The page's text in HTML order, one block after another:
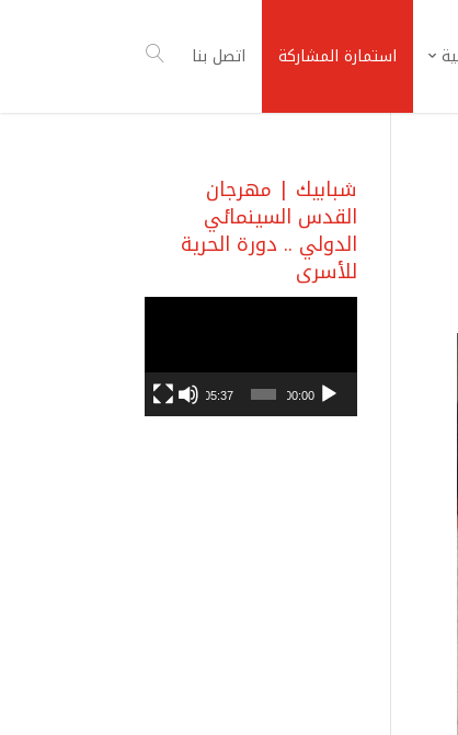
استمارة المشاركة اتصل بنا
شبابيك | مهرجان
القدس السينمائي
الدولي .. دورة الحرية
للأسرى
00:00
05:37